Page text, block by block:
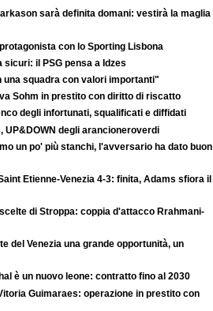
sarà definita domani: vestirà la maglia
con lo Sporting Lisbona
sicuri: il PSG pensa a Idzes
una squadra con valori importanti"
Sohm in prestito con diritto di riscatto
degli infortunati, squalificati e diffidati
UP&DOWN degli arancioneroverdi
un po' più stanchi, l'avversario ha dato buon
Etienne-Venezia 4-3: finita, Adams sfiora il
di Stroppa: coppia d'attacco Rrahmani-
del Venezia una grande opportunità, un
è un nuovo leone: contratto fino al 2030
Guimaraes: operazione in prestito con